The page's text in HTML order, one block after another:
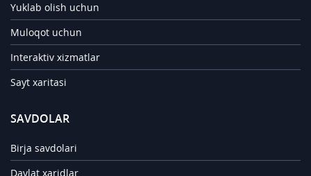
Yuklab olish uchun
Muloqot uchun
Interaktiv xizmatlar
Sayt xaritasi
SAVDOLAR
Birja savdolari
Davlat xaridlar